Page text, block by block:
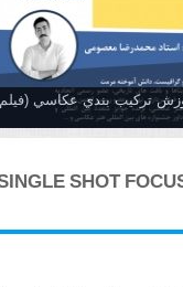
تركيب بندي عكاسي (فیلم